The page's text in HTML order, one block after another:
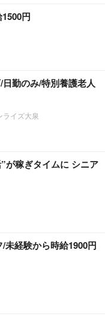
円
日勤のみ/特別養護老人
イズ大泉
が稼ぎタイムに シニア
未経験から時給1900円